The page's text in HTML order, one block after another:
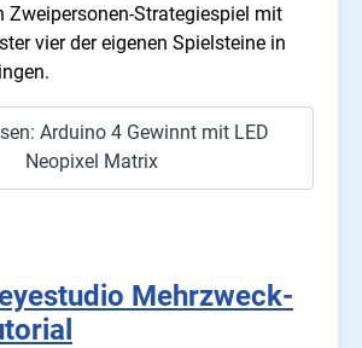
Zweipersonen-Strategiespiel mit
vier der eigenen Spielsteine in
Arduino 4 Gewinnt mit LED
Neopixel Matrix
Mehrzweck-